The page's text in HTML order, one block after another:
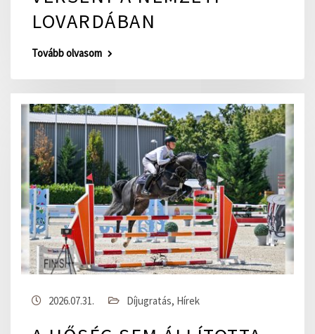
LOVARDÁBAN
Tovább olvasom
2026.07.31. Díjugratás, Hírek